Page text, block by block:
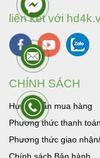
liên kết với
CHÍNH SÁCH
Hướng dẫn mua hàng
Phương thức thanh toán
Phương thức giao